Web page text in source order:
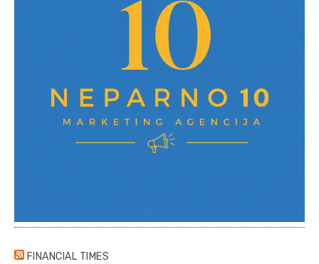
FINANCIAL TIMES